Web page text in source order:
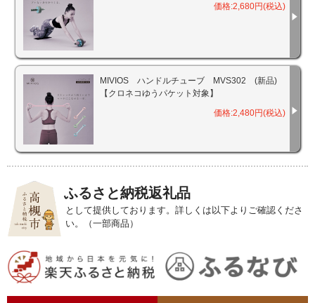
価格:2,680円(税込)
MIVIOS ハンドルチューブ MVS302 (新品)
【クロネコゆうパケット対象】
価格:2,480円(税込)
ふるさと納税返礼品
として提供しております。詳しくは以下よりご確認くださ
い。（一部商品）